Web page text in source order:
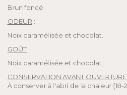
Brun foncé
ODEUR :
Noix caramélisée et chocolat.
GOÛT :
Noix caramélisée et chocolat.
CONSERVATION AVANT OUVERTURE
À conserver à l'abri de la chaleur (18-